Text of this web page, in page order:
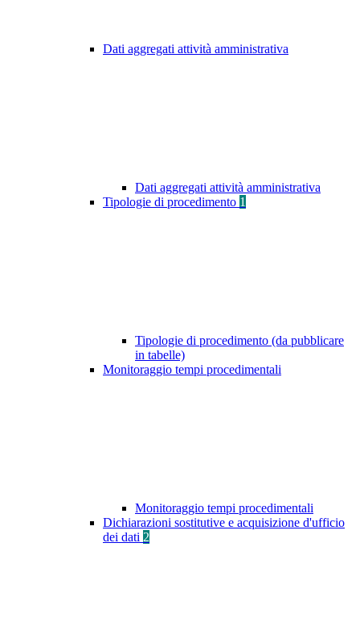
Dati aggregati attività amministrativa
Dati aggregati attività amministrativa
Tipologie di procedimento 1
Tipologie di procedimento (da pubblicare
in tabelle)
Monitoraggio tempi procedimentali
Monitoraggio tempi procedimentali
Dichiarazioni sostitutive e acquisizione d'ufficio
dei dati 2